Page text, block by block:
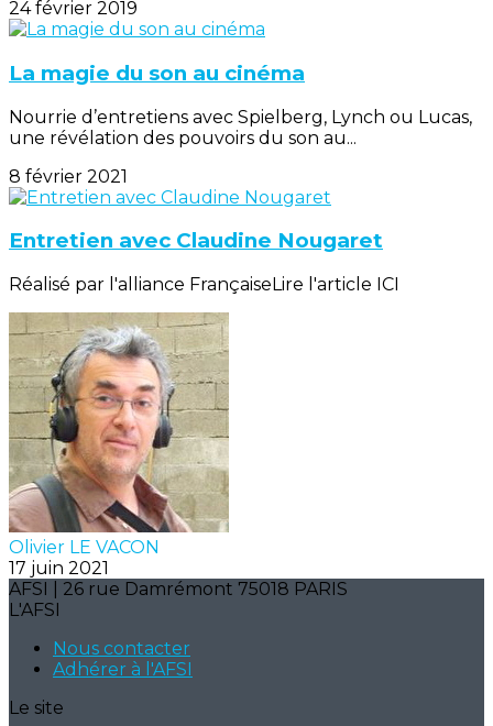
24 février 2019
La magie du son au cinéma
Nourrie d’entretiens avec Spielberg, Lynch ou Lucas,
une révélation des pouvoirs du son au...
8 février 2021
Entretien avec Claudine Nougaret
Réalisé par l'alliance FrançaiseLire l'article ICI
Olivier LE VACON
17 juin 2021
AFSI | 26 rue Damrémont 75018 PARIS
L'AFSI
Nous contacter
Adhérer à l'AFSI
Le site